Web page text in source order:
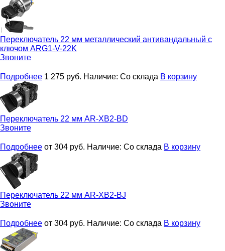
Переключатель 22 мм металлический антивандальный с
ключом ARG1-V-22K
Звоните
Подробнее 1 275 руб. Наличие: Со склада В корзину
Переключатель 22 мм AR-XB2-BD
Звоните
Подробнее от 304 руб. Наличие: Со склада В корзину
Переключатель 22 мм AR-XB2-BJ
Звоните
Подробнее от 304 руб. Наличие: Со склада В корзину